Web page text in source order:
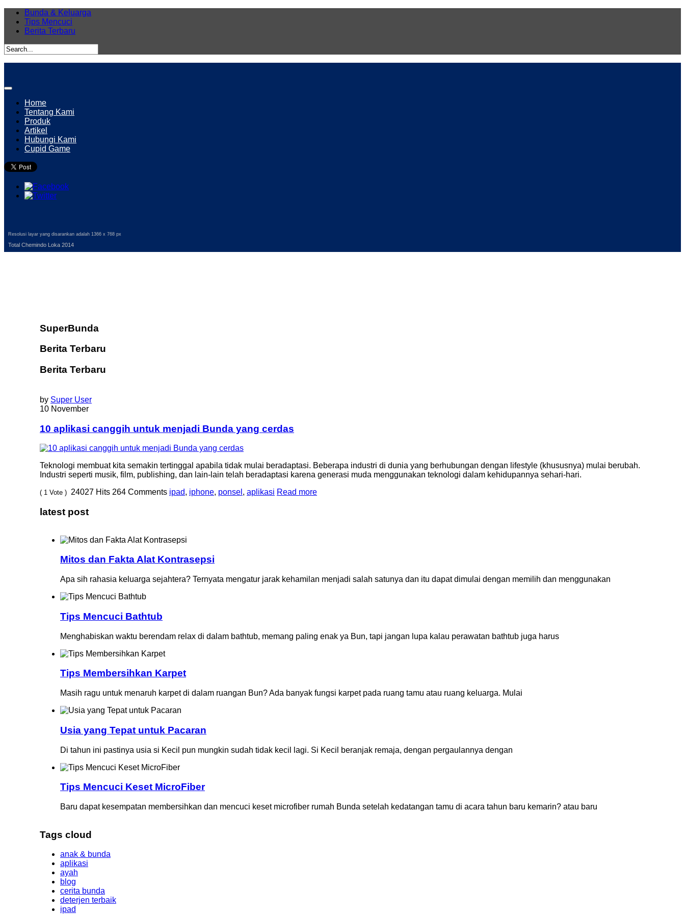
Bunda & Keluarga
Tips Mencuci
Berita Terbaru
Home
Tentang Kami
Produk
Artikel
Hubungi Kami
Cupid Game
Resolusi layar yang disarankan adalah 1366 x 768 px
Total Chemindo Loka 2014
SuperBunda
Berita Terbaru
Berita Terbaru
by Super User
10 November
10 aplikasi canggih untuk menjadi Bunda yang cerdas
Teknologi membuat kita semakin tertinggal apabila tidak mulai beradaptasi. Beberapa industri di dunia yang berhubungan dengan lifestyle (khususnya) mulai berubah.
Industri seperti musik, film, publishing, dan lain-lain telah beradaptasi karena generasi muda menggunakan teknologi dalam kehidupannya sehari-hari.
( 1 Vote ) 24027 Hits 264 Comments ipad, iphone, ponsel , aplikasi Read more
latest post
Mitos dan Fakta Alat Kontrasepsi
Apa sih rahasia keluarga sejahtera? Ternyata mengatur jarak kehamilan menjadi salah satunya dan itu dapat dimulai dengan memilih dan menggunakan
Tips Mencuci Bathtub
Menghabiskan waktu berendam relax di dalam bathtub, memang paling enak ya Bun, tapi jangan lupa kalau perawatan bathtub juga harus
Tips Membersihkan Karpet
Masih ragu untuk menaruh karpet di dalam ruangan Bun? Ada banyak fungsi karpet pada ruang tamu atau ruang keluarga. Mulai
Usia yang Tepat untuk Pacaran
Di tahun ini pastinya usia si Kecil pun mungkin sudah tidak kecil lagi. Si Kecil beranjak remaja, dengan pergaulannya dengan
Tips Mencuci Keset MicroFiber
Baru dapat kesempatan membersihkan dan mencuci keset microfiber rumah Bunda setelah kedatangan tamu di acara tahun baru kemarin? atau baru
Tags cloud
anak & bunda
aplikasi
ayah
blog
cerita bunda
deterjen terbaik
ipad